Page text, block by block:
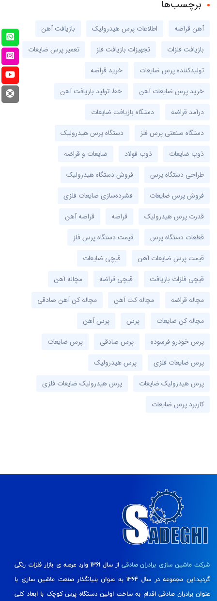
برچسب‌ها
آهن قراضه اطلاعات پرس هیدرولیک
بازیافت آهن
بازیافت فلزات
تجهیزات بازیافت فلز
تعمیر پرس ضایعات
تولیدکننده پرس ضایعات
خرید قراضه
خرید پرس ضایعات آهن
خط تولید بازیافت آهن
درآمد قراضه
دستگاه بازیافت ضایعات
دستگاه صنعتی پرس فلز
دستگاه پرس هیدرولیک
ذوب ضایعات
ذوب فولاد
ضایعات و قراضه
طراحی دستگاه پرس
فروش دستگاه هیدرولیک
فروش پرس ضایعات
فشرده‌سازی ضایعات فلزی
قدرت پرس هیدرولیک
قراضه
قراضه آهن
قطعات دستگاه پرس
قیمت دستگاه پرس فلز
قیمت پرس ضایعات آهن
قیچی ضایعات
قیچی فلزات بازیافت
قیچی قراضه
مچاله آهن
مچاله قراضه
مچاله کت آهن
مچاله کن آهن صادقی
مچاله کن ضایعات
پرس
پرس آهن
پرس خودرو فرسوده
پرس صادقی
پرس ضایعات
پرس ضایعات فلزی
پرس هیدرولیک
پرس هیدرولیک ضایعات
پرس هیدرولیک ضایعات فلزی
کاربرد پرس ضایعات
شرکت ماشین سازی برادران صادقی
از سال 1361 وارد عرصه ی بازار فلزات رنگی
گردید.این مجموعه در سال 1364 به عنوان بنیانگذار صنعت ماشین سازی با
عنوان برادران صادقی اقدام به ساخت اولین دستگاه پرس کوچک با ابعاد کلی